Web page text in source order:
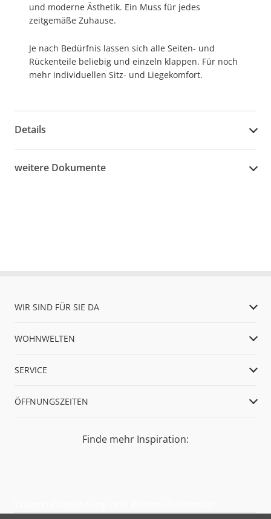
und moderne Ästhetik. Ein Muss für jedes
zeitgemäße Zuhause.
Je nach Bedürfnis lassen sich alle Seiten- und
Rückenteile beliebig und einzeln klappen. Für noch
mehr individuellen Sitz- und Liegekomfort.
Details
weitere Dokumente
WIR SIND FÜR SIE DA
WOHNWELTEN
SERVICE
ÖFFNUNGSZEITEN
Finde mehr Inspiration: